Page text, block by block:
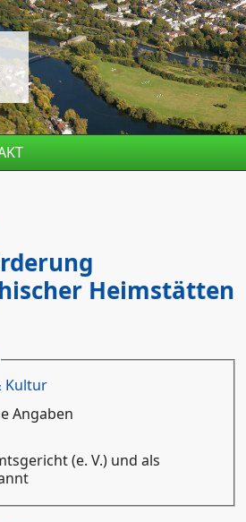
Heimstätten
Kultur
Angaben
(e. V.) und als